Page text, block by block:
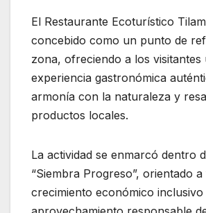
El Restaurante Ecoturístico
concebido como un punto de
zona, ofreciendo a los visitantes
experiencia gastronómica
armonía con la naturaleza y
productos locales.
La actividad se enmarcó dentro
“Siembra Progreso”, orientado
crecimiento económico